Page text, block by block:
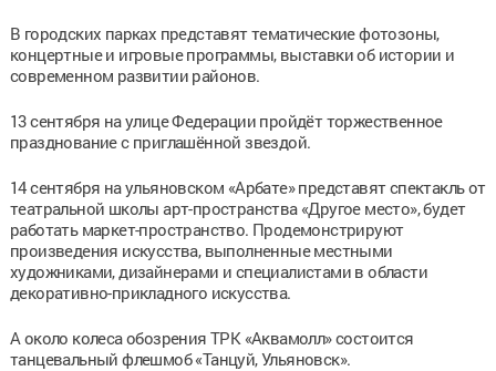
В городских парках представят тематические фотозоны,
концертные и игровые программы, выставки об истории и
современном развитии районов.
13 сентября на улице Федерации пройдёт торжественное
празднование с приглашённой звездой.
14 сентября на ульяновском «Арбате» представят спектакль от
театральной школы арт-пространства «Другое место», будет
работать маркет-пространство. Продемонстрируют
произведения искусства, выполненные местными
художниками, дизайнерами и специалистами в области
декоративно-прикладного искусства.
А около колеса обозрения ТРК «Аквамолл» состоится
танцевальный флешмоб «Танцуй, Ульяновск».